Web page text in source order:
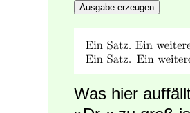
Ausgabe erzeugen
Was hier